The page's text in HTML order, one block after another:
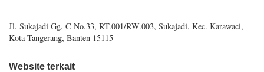
Jl. Sukajadi Gg. C No.33, RT.001/RW.003, Sukajadi, Kec. Karawaci,
Kota Tangerang, Banten 15115
Website terkait